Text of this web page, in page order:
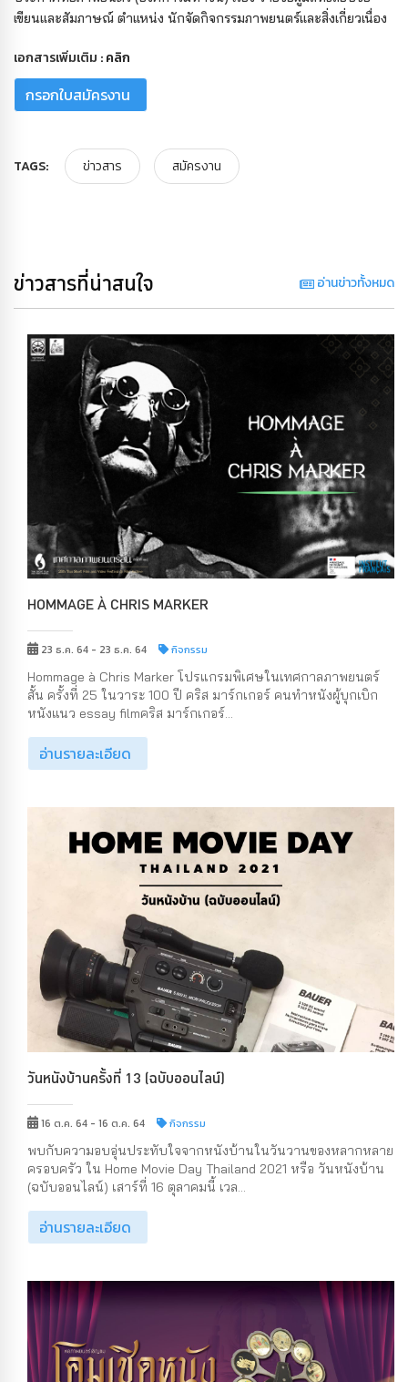
เขียนและสัมภาษณ์ ตำแหน่ง นักจัดกิจกรรมภาพยนตร์และสิ่งเกี่ยวเนื่อง
เอกสารเพิ่มเติม :คลิก
กรอกใบสมัครงาน
TAGS: ข่าวสาร สมัครงาน
ข่าวสารที่น่าสนใจ อ่านข่าวทั้งหมด
HOMMAGE À CHRIS MARKER
23 ธ.ค. 64 - 23 ธ.ค. 64 กิจกรรม
Hommage à Chris Marker โปรแกรมพิเศษในเทศกาลภาพยนตร์
สั้น ครั้งที่ 25 ในวาระ 100 ปี คริส มาร์กเกอร์ คนทำหนังผู้บุกเบิก
หนังแนว essay filmคริส มาร์กเกอร์...
อ่านรายละเอียด
วันหนังบ้านครั้งที่ 13 (ฉบับออนไลน์)
16 ต.ค. 64 - 16 ต.ค. 64 กิจกรรม
พบกับความอบอุ่นประทับใจจากหนังบ้านในวันวานของหลากหลาย
ครอบครัว ใน Home Movie Day Thailand 2021 หรือ วันหนังบ้าน
(ฉบับออนไลน์) เสาร์ที่ 16 ตุลาคมนี้ เวล...
อ่านรายละเอียด